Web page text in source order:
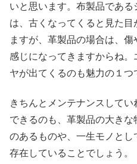
いと思います。布製品であ
は、古くなってくると見た
ますが、革製品の場合は、
感じになってきますからね
ヤが出てくるのも魅力の１つ
きちんとメンテナンスして
できるのも、革製品の大き
のあるものや、一生モノとし
存在していることでしょう。